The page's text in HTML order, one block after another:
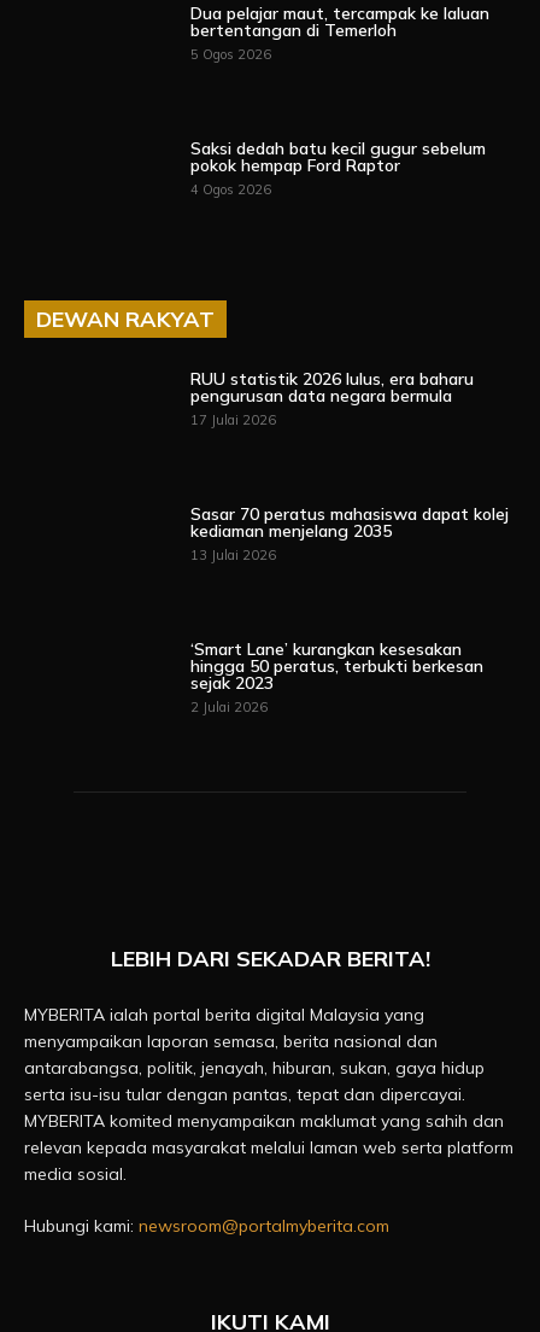
Dua pelajar maut, tercampak ke laluan
bertentangan di Temerloh
5 Ogos 2026
Saksi dedah batu kecil gugur sebelum
pokok hempap Ford Raptor
4 Ogos 2026
DEWAN RAKYAT
RUU statistik 2026 lulus, era baharu
pengurusan data negara bermula
17 Julai 2026
Sasar 70 peratus mahasiswa dapat kolej
kediaman menjelang 2035
13 Julai 2026
‘Smart Lane’ kurangkan kesesakan
hingga 50 peratus, terbukti berkesan
sejak 2023
2 Julai 2026
LEBIH DARI SEKADAR BERITA!
MYBERITA ialah portal berita digital Malaysia yang
menyampaikan laporan semasa, berita nasional dan
antarabangsa, politik, jenayah, hiburan, sukan, gaya hidup
serta isu-isu tular dengan pantas, tepat dan dipercayai.
MYBERITA komited menyampaikan maklumat yang sahih dan
relevan kepada masyarakat melalui laman web serta platform
media sosial.
Hubungi kami: newsroom@portalmyberita.com
IKUTI KAMI